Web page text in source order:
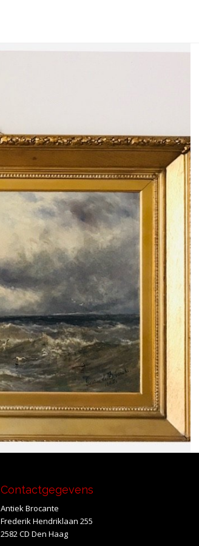
Contactgegevens
Antiek Brocante
Frederik Hendriklaan 255
2582 CD Den Haag